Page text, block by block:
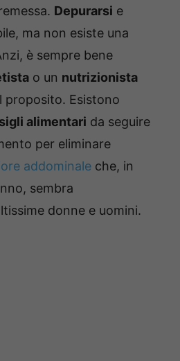
Depurarsi e
ma non esiste una
è sempre bene
o un nutrizionista
proposito. Esistono
alimentari da seguire
per eliminare
addominale che, in
sembra
donne e uomini.